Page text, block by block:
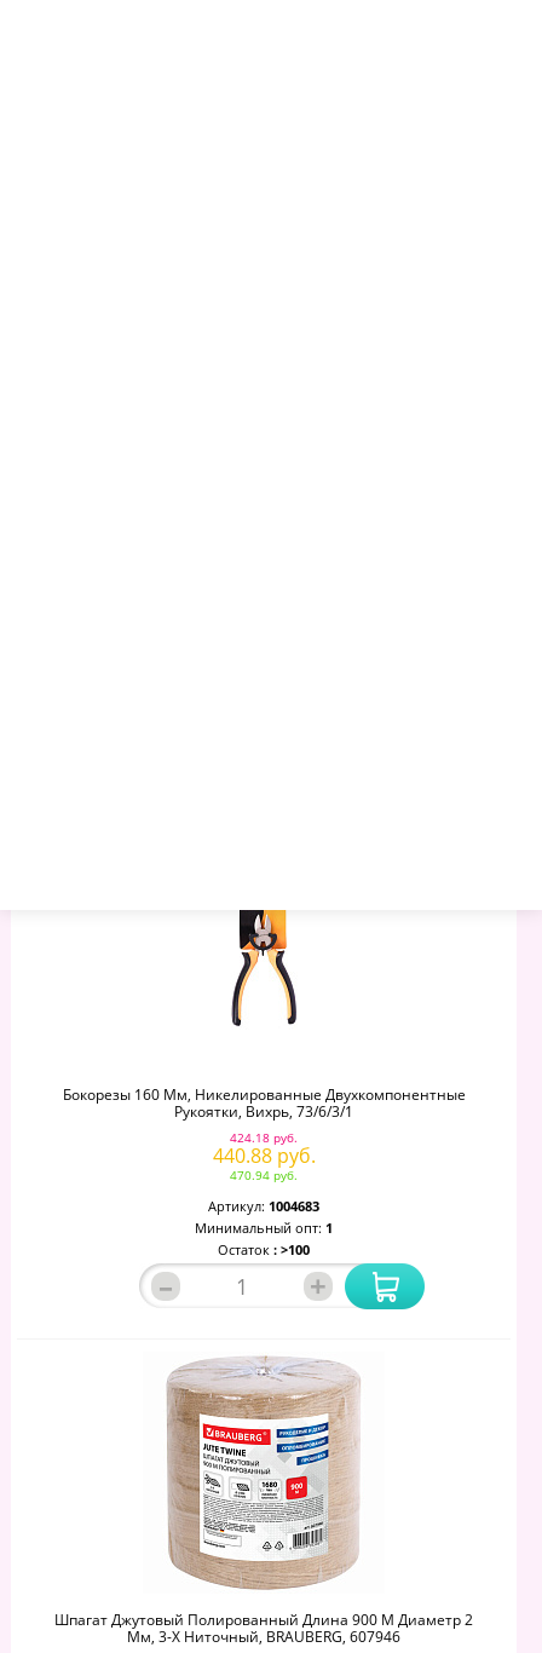
Бокорезы 160 Мм, Никелированные Двухкомпонентные
Рукоятки, Вихрь, 73/6/3/1
424.18 руб.
440.88 руб.
470.94 руб.
Артикул: 1004683
Минимальный опт: 1
Остаток : >100
– +
Шпагат Джутовый Полированный Длина 900 М Диаметр 2
Мм, 3-Х Ниточный, BRAUBERG, 607946